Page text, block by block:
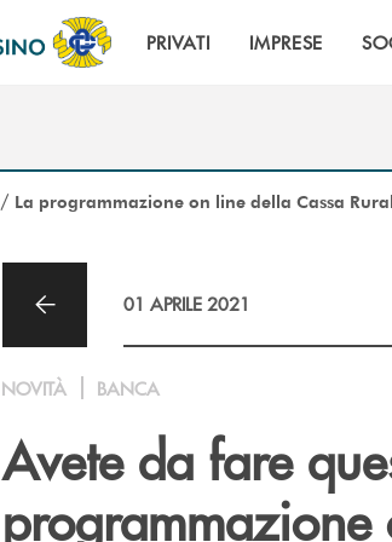
PRIVATI IMPRESE
/ La programmazione on line della Cassa
01 APRILE 2021
NOVITÀ BANCA
Avete da fare
programmazione